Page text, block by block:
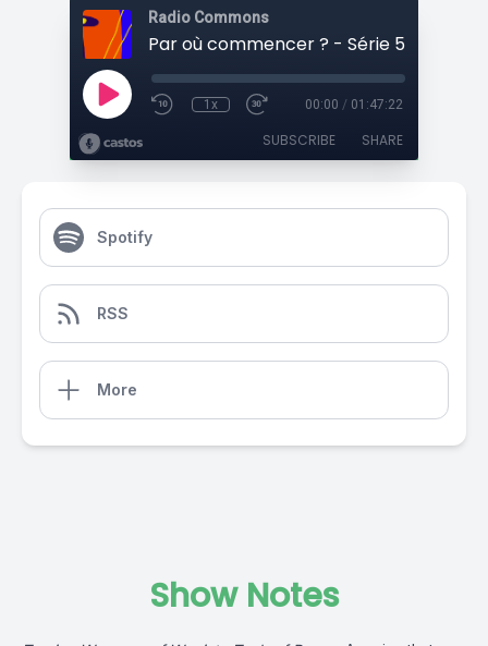
Radio Commons
1x 00:00 / 01:47:22
SUBSCRIBE SHARE
Spotify
RSS
More
Show Notes